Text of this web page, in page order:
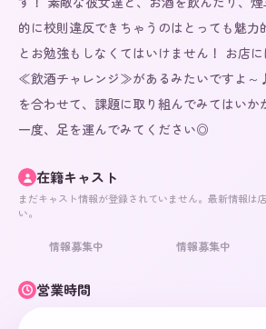
的に校則違反できちゃうのはとっても魅
とお勉強もしなくてはいけません！ お店
≪飲酒チャレンジ≫があるみたいですよ～
を合わせて、課題に取り組んでみてはいか
一度、足を運んでみてください◎
在籍キャスト
まだキャスト情報が登録されていません。最新情報は
い。
情報募集中 情報募集中
営業時間